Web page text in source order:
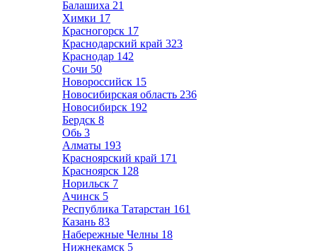
Балашиха 21
Химки 17
Красногорск 17
Краснодарский край 323
Краснодар 142
Сочи 50
Новороссийск 15
Новосибирская область 236
Новосибирск 192
Бердск 8
Обь 3
Алматы 193
Красноярский край 171
Красноярск 128
Норильск 7
Ачинск 5
Республика Татарстан 161
Казань 83
Набережные Челны 18
Нижнекамск 5